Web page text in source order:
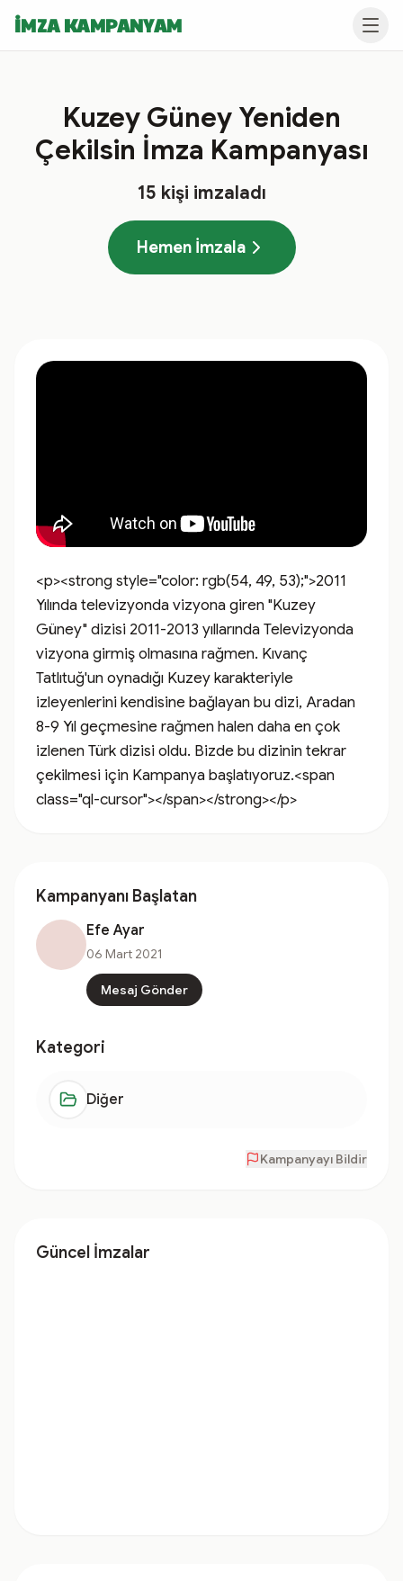
İMZA KAMPANYAM
Kuzey Güney Yeniden
Çekilsin İmza Kampanyası
15 kişi imzaladı
Hemen İmzala
<p><strong style="color: rgb(54, 49, 53);">2011
Yılında televizyonda vizyona giren "Kuzey
Güney" dizisi 2011-2013 yıllarında Televizyonda
vizyona girmiş olmasına rağmen. Kıvanç
Tatlıtuğ'un oynadığı Kuzey karakteriyle
izleyenlerini kendisine bağlayan bu dizi, Aradan
8-9 Yıl geçmesine rağmen halen daha en çok
izlenen Türk dizisi oldu. Bizde bu dizinin tekrar
çekilmesi için Kampanya başlatıyoruz.<span
class="ql-cursor">﻿</span></strong></p>
Kampanyanı Başlatan
Efe Ayar
06 Mart 2021
Mesaj Gönder
Kategori
Diğer
Kampanyayı Bildir
Güncel İmzalar